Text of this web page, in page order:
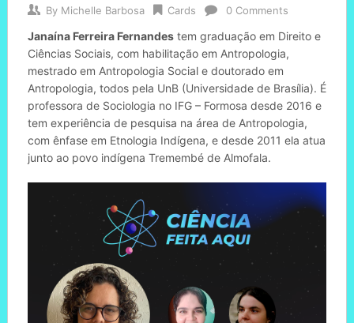
By Michelle Barbosa Cards 0 Comments
Janaína Ferreira Fernandestem graduação em Direito e
Ciências Sociais, com habilitação em Antropologia,
mestrado em Antropologia Social e doutorado em
Antropologia, todos pela UnB (Universidade de Brasília). É
professora de Sociologia no IFG – Formosa desde 2016 e
tem experiência de pesquisa na área de Antropologia,
com ênfase em Etnologia Indígena, e desde 2011 ela atua
junto ao povo indígena Tremembé de Almofala.